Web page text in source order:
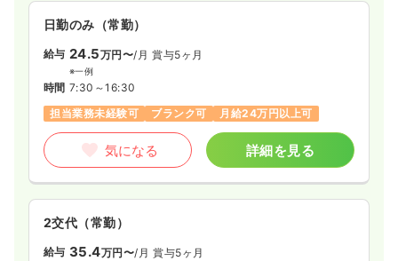
日勤のみ（常勤）
給与 24.5万円〜/月 賞与5ヶ月
※一例
時間 7:30～16:30
担当業務未経験可
ブランク可 月給24万円以上可
気になる 詳細を見る
2交代（常勤）
給与 35.4万円〜/月 賞与5ヶ月